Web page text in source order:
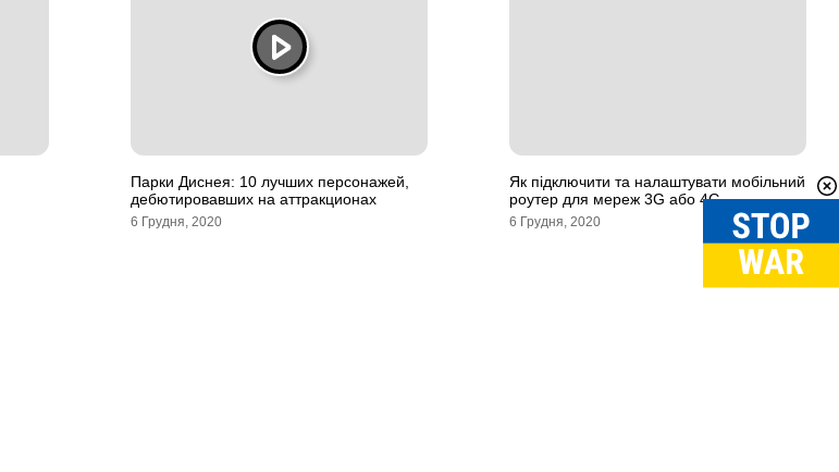
Парки Диснея: 10 лучших персонажей,
дебютировавших на аттракционах
6 Грудня, 2020
Як підключити та налаштувати мобільний
роутер для мереж 3G або 4G
6 Грудня, 2020